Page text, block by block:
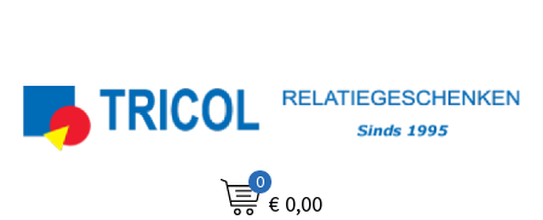
0
€ 0,00